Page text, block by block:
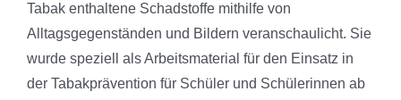
Tabak enthaltene Schadstoffe mithilfe von
Alltagsgegenständen und Bildern veranschaulicht. Sie
wurde speziell als Arbeitsmaterial für den Einsatz in
der Tabakprävention für Schüler und Schülerinnen ab